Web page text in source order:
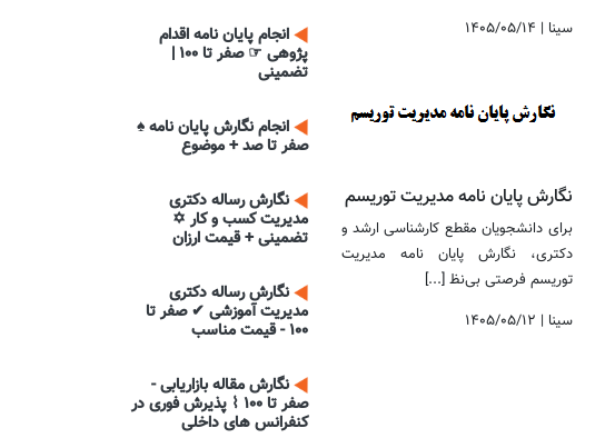
۱۴۰۵/۰۵/۱۴ | سینا
نگارش پایان نامه مدیریت توریسم
برای دانشجویان مقطع کارشناسی ارشد و
دکتری، نگارش پایان نامه مدیریت
توریسم فرصتی بی‌نظ [...]
۱۴۰۵/۰۵/۱۲ | سینا
انجام پایان نامه اقدام
پژوهی ☞ صفر تا 100 |
تضمینی
انجام نگارش پایان نامه ♠
صفر تا صد + موضوع
نگارش رساله دکتری
مدیریت کسب و کار ✡
تضمینی + قیمت ارزان
نگارش رساله دکتری
مدیریت آموزشی ✔ صفر تا
100 - قیمت مناسب
نگارش مقاله بازاریابی -
صفر تا 100 ⌇ پذیرش فوری در
کنفرانس های داخلی